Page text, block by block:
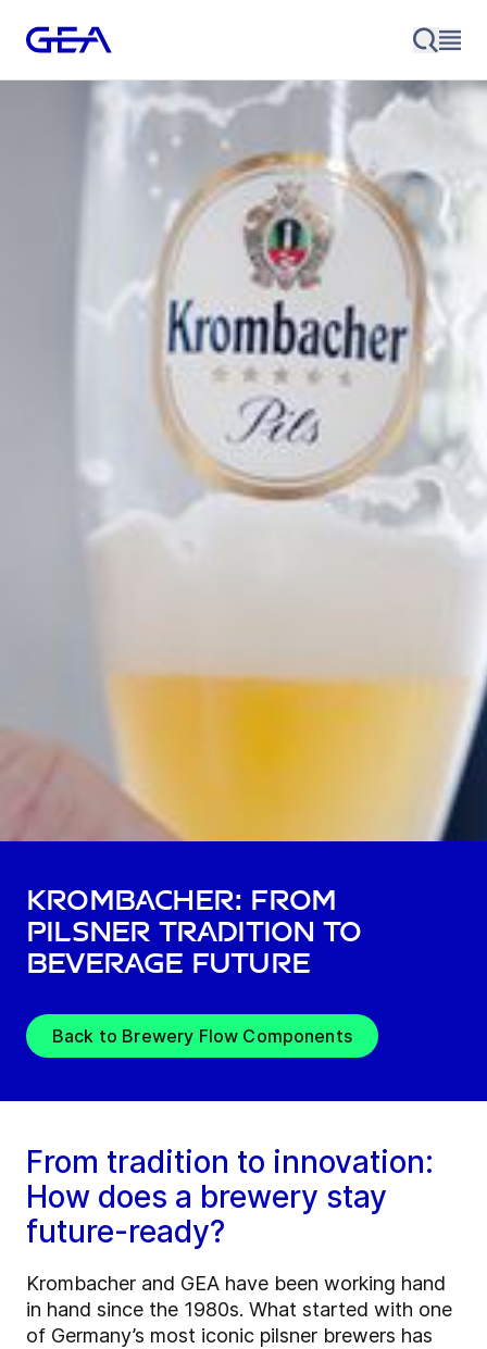
Krombacher: from
pilsner tradition to
beverage future
Back to Brewery Flow Components
From tradition to innovation:
How does a brewery stay
future-ready?
Krombacher and GEA have been working hand
in hand since the 1980s. What started with one
of Germany’s most iconic pilsner brewers has